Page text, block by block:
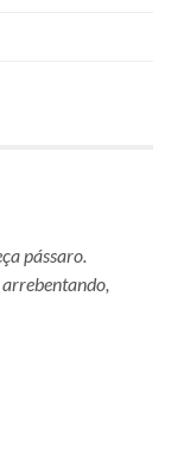
pássaro.